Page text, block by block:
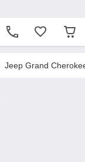
Jeep Grand